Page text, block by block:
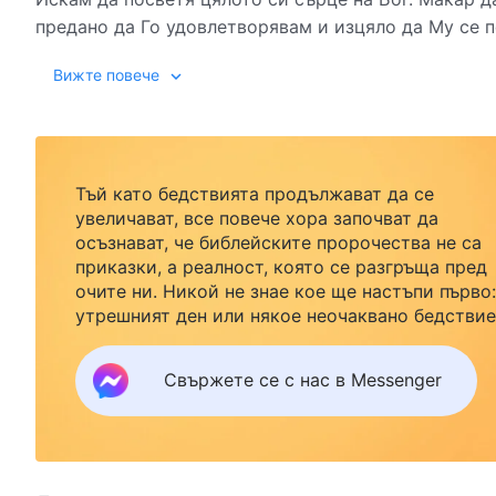
предано да Го удовлетворявам и изцяло да Му се
Не искам нищо в живота си, освен моите мисли
приети от Него. Бях с Бог толкова дълго, но
въпреки че бях с Него, не Го познавах и дори
това ме кара да се чувствам още по-задължен
Единственото, което мога да направя, е да
от
Вижте повече
Тъй като бедствията продължават да се
увеличават, все повече хора започват да
осъзнават, че библейските пророчества не са
приказки, а реалност, която се разгръща пред
очите ни. Никой не знае кое ще настъпи първо:
утрешният ден или някое неочаквано
Господ със семейството си и да намерите
безопасност под Божията закрила, кликнете
върху Messenger, за да се присъедините към
Свържете се с нас в Messenger